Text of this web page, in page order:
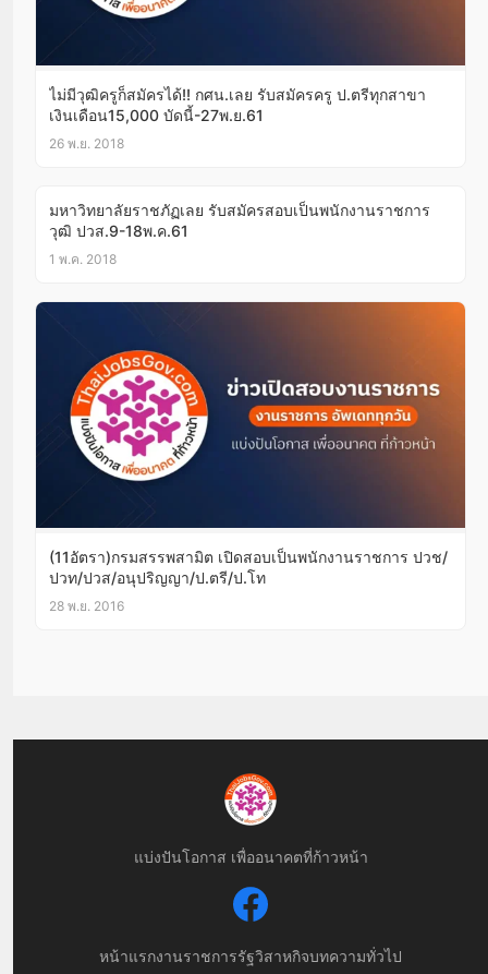
ไม่มีวุฒิครูก็สมัครได้!! กศน.เลย รับสมัครครู ป.ตรีทุกสาขา
เงินเดือน15,000 บัดนี้-27พ.ย.61
26 พ.ย. 2018
มหาวิทยาลัยราชภัฏเลย รับสมัครสอบเป็นพนักงานราชการ
วุฒิ ปวส.9-18พ.ค.61
1 พ.ค. 2018
(11อัตรา)กรมสรรพสามิต เปิดสอบเป็นพนักงานราชการ ปวช/
ปวท/ปวส/อนุปริญญา/ป.ตรี/ป.โท
28 พ.ย. 2016
แบ่งปันโอกาส เพื่ออนาคตที่ก้าวหน้า
หน้าแรกงานราชการรัฐวิสาหกิจบทความทั่วไป